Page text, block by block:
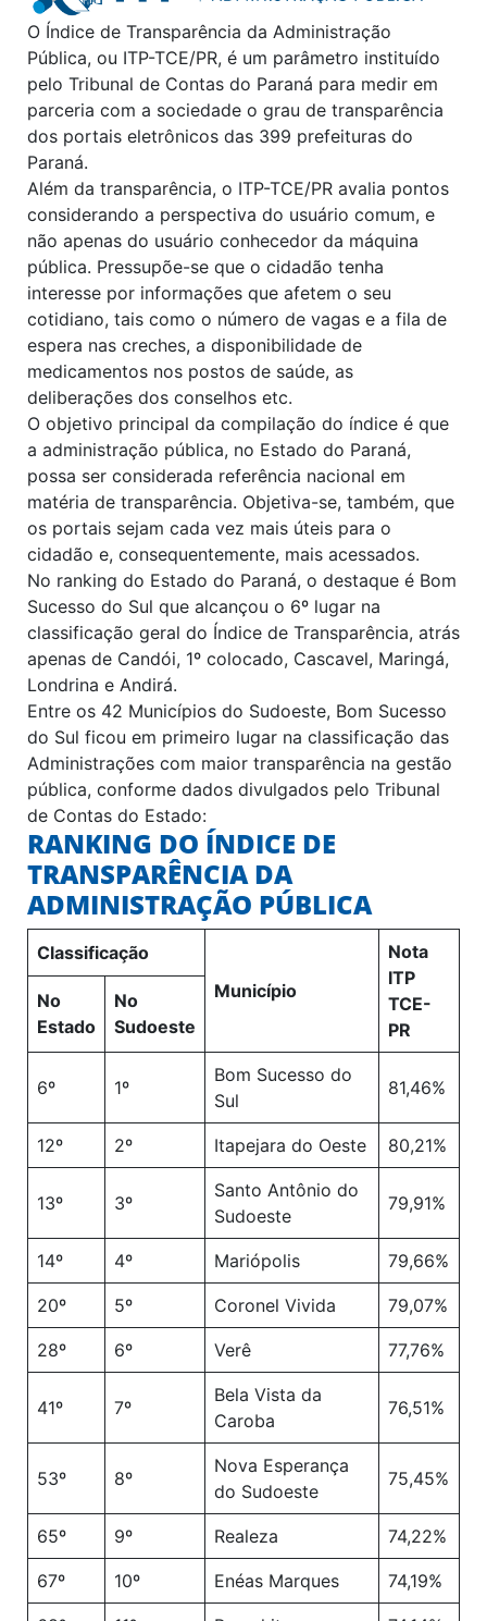
O Índice de Transparência da Administração
Pública, ou ITP-TCE/PR, é um parâmetro instituído
pelo Tribunal de Contas do Paraná para medir em
parceria com a sociedade o grau de transparência
dos portais eletrônicos das 399 prefeituras do
Paraná.
Além da transparência, o ITP-TCE/PR avalia pontos
considerando a perspectiva do usuário comum, e
não apenas do usuário conhecedor da máquina
pública. Pressupõe-se que o cidadão tenha
interesse por informações que afetem o seu
cotidiano, tais como o número de vagas e a fila de
espera nas creches, a disponibilidade de
medicamentos nos postos de saúde, as
deliberações dos conselhos etc.
O objetivo principal da compilação do índice é que
a administração pública, no Estado do Paraná,
possa ser considerada referência nacional em
matéria de transparência. Objetiva-se, também, que
os portais sejam cada vez mais úteis para o
cidadão e, consequentemente, mais acessados.
No ranking do Estado do Paraná, o destaque é Bom
Sucesso do Sul que alcançou o 6º lugar na
classificação geral do Índice de Transparência, atrás
apenas de Candói, 1º colocado, Cascavel, Maringá,
Londrina e Andirá.
Entre os 42 Municípios do Sudoeste, Bom Sucesso
do Sul ficou em primeiro lugar na classificação das
Administrações com maior transparência na gestão
pública, conforme dados divulgados pelo Tribunal
de Contas do Estado:
RANKING DO ÍNDICE DE
TRANSPARÊNCIA DA
ADMINISTRAÇÃO PÚBLICA
Classificação
Município
Nota
ITP
TCE-
PR
No
Estado
No
Sudoeste
6º 1º
Bom Sucesso do
Sul
81,46%
12º 2º Itapejara do Oeste 80,21%
13º 3º
Santo Antônio do
Sudoeste
79,91%
14º 4º Mariópolis 79,66%
20º 5º Coronel Vivida 79,07%
28º 6º Verê 77,76%
41º 7º
Bela Vista da
Caroba
76,51%
53º 8º
Nova Esperança
do Sudoeste
75,45%
65º 9º Realeza 74,22%
67º 10º Enéas Marques 74,19%